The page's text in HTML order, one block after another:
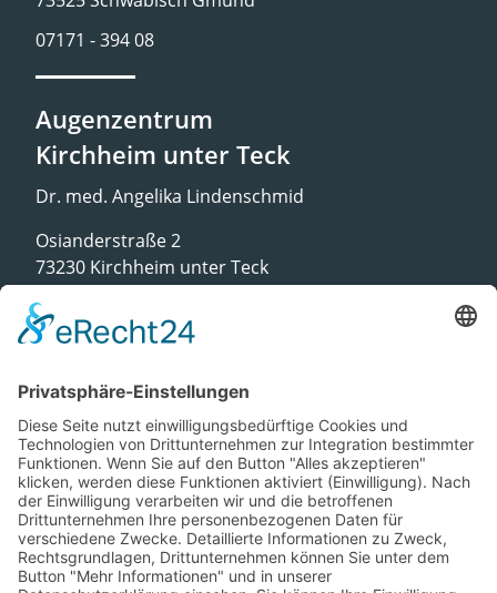
07171 - 394 08
Augenzentrum
Kirchheim unter Teck
Dr. med. Angelika Lindenschmid
Osianderstraße 2
73230 Kirchheim unter Teck
07021 - 754 29
kh@augenzentrum-es.de
Augenzentrum
Remshalden
Dr. med. Verena Chionetti
Rathausstraße 30
73630 Remshalden